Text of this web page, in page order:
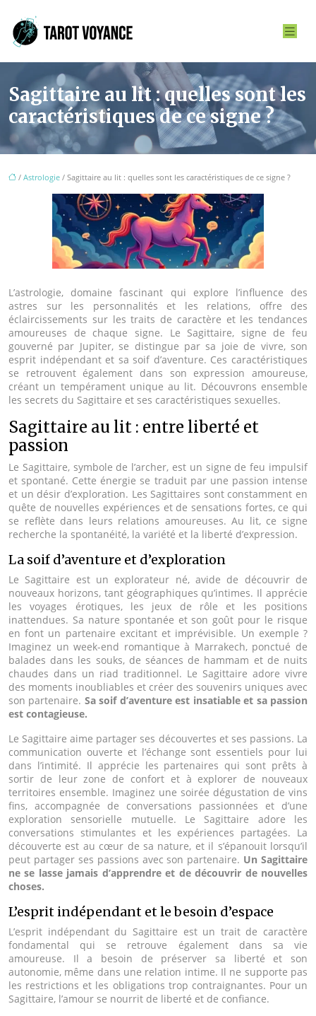
Sagittaire au lit : quelles sont les
caractéristiques de ce signe ?
/ Astrologie / Sagittaire au lit : quelles sont les caractéristiques de ce signe ?
L’astrologie, domaine fascinant qui explore l’influence des
astres sur les personnalités et les relations, offre des
éclaircissements sur les traits de caractère et les tendances
amoureuses de chaque signe. Le Sagittaire, signe de feu
gouverné par Jupiter, se distingue par sa joie de vivre, son
esprit indépendant et sa soif d’aventure. Ces caractéristiques
se retrouvent également dans son expression amoureuse,
créant un tempérament unique au lit. Découvrons ensemble
les secrets du Sagittaire et ses caractéristiques sexuelles.
Sagittaire au lit : entre liberté et
passion
Le Sagittaire, symbole de l’archer, est un signe de feu impulsif
et spontané. Cette énergie se traduit par une passion intense
et un désir d’exploration. Les Sagittaires sont constamment en
quête de nouvelles expériences et de sensations fortes, ce qui
se reflète dans leurs relations amoureuses. Au lit, ce signe
recherche la spontanéité, la variété et la liberté d’expression.
La soif d’aventure et d’exploration
Le Sagittaire est un explorateur né, avide de découvrir de
nouveaux horizons, tant géographiques qu’intimes. Il apprécie
les voyages érotiques, les jeux de rôle et les positions
inattendues. Sa nature spontanée et son goût pour le risque
en font un partenaire excitant et imprévisible. Un exemple ?
Imaginez un week-end romantique à Marrakech, ponctué de
balades dans les souks, de séances de hammam et de nuits
chaudes dans un riad traditionnel. Le Sagittaire adore vivre
des moments inoubliables et créer des souvenirs uniques avec
son partenaire. Sa soif d’aventure est insatiable et sa passion
est contagieuse.
Le Sagittaire aime partager ses découvertes et ses passions. La
communication ouverte et l’échange sont essentiels pour lui
dans l’intimité. Il apprécie les partenaires qui sont prêts à
sortir de leur zone de confort et à explorer de nouveaux
territoires ensemble. Imaginez une soirée dégustation de vins
fins, accompagnée de conversations passionnées et d’une
exploration sensorielle mutuelle. Le Sagittaire adore les
conversations stimulantes et les expériences partagées. La
découverte est au cœur de sa nature, et il s’épanouit lorsqu’il
peut partager ses passions avec son partenaire. Un Sagittaire
ne se lasse jamais d’apprendre et de découvrir de nouvelles
choses.
L’esprit indépendant et le besoin d’espace
L’esprit indépendant du Sagittaire est un trait de caractère
fondamental qui se retrouve également dans sa vie
amoureuse. Il a besoin de préserver sa liberté et son
autonomie, même dans une relation intime. Il ne supporte pas
les restrictions et les obligations trop contraignantes. Pour un
Sagittaire, l’amour se nourrit de liberté et de confiance.